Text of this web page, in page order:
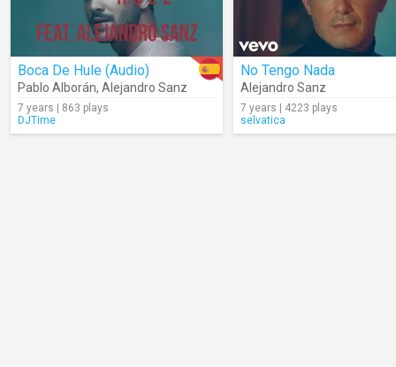
Boca De Hule (Audio)
Pablo Alborán, Alejandro Sanz
7 years | 863 plays
DJTime
No Tengo Nada
Alejandro Sanz
7 years | 4223 plays
selvatica